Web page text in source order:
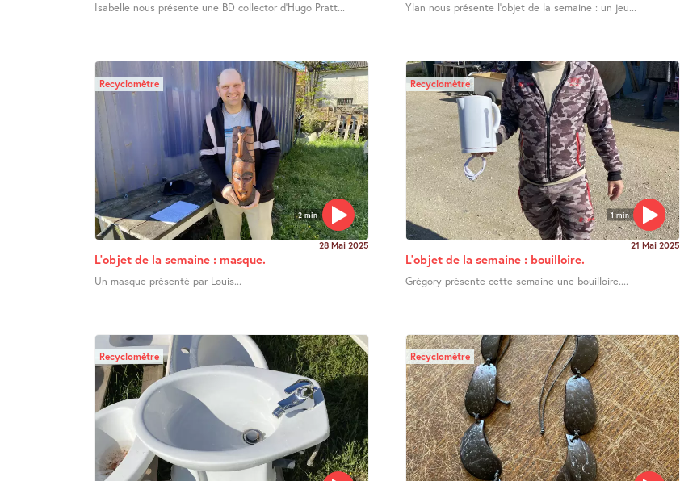
Isabelle nous présente une BD collector d’Hugo Pratt... Ylan nous présente l’objet de la semaine : un jeu...
2 min
Recyclomètre
28 Mai 2025
L’objet de la semaine : masque.
Un masque présenté par Louis...
1 min
Recyclomètre
21 Mai 2025
L’objet de la semaine : bouilloire.
Grégory présente cette semaine une bouilloire....
Recyclomètre Recyclomètre